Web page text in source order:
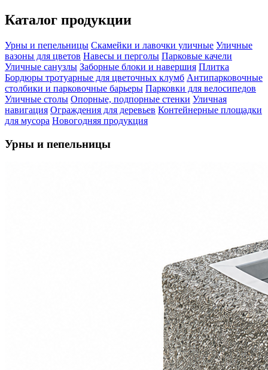
Каталог продукции
Урны и пепельницы Скамейки и лавочки уличные Уличные
вазоны для цветов Навесы и перголы Парковые качели
Уличные санузлы Заборные блоки и навершия Плитка
Бордюры тротуарные для цветочных клумб Антипарковочные
столбики и парковочные барьеры Парковки для велосипедов
Уличные столы Опорные, подпорные стенки Уличная
навигация Ограждения для деревьев Контейнерные площадки
для мусора Новогодняя продукция
Урны и пепельницы